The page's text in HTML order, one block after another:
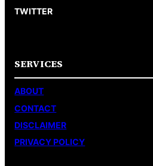
TWITTER
SERVICES
ABOUT
CONTACT
DISCLAIMER
PRIVACY POLICY